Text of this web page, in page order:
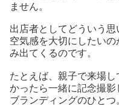
ません。
出店者としてどういう
空気感を大切にしたいの
み出てくるのです。
たとえば、親子で来場
かったら一緒に記念撮
ブランディングのひとつ